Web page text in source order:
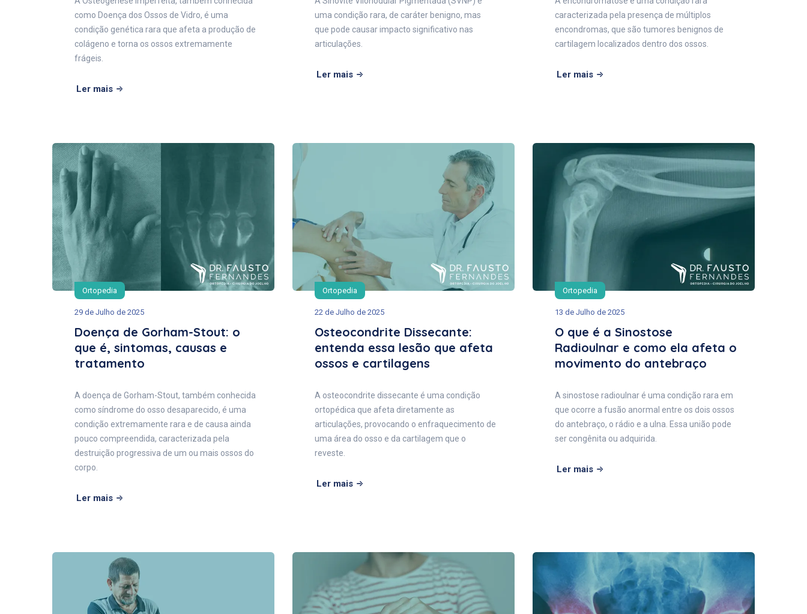
como Doença dos Ossos de Vidro, é uma
condição genética rara que afeta a produção de
colágeno e torna os ossos extremamente
frágeis.
Ler mais
uma condição rara, de caráter benigno, mas
que pode causar impacto significativo nas
articulações.
Ler mais
caracterizada pela presença de múltiplos
encondromas, que são tumores benignos de
cartilagem localizados dentro dos ossos.
Ler mais
Ortopedia
29 de Julho de 2025
Doença de Gorham-Stout: o
que é, sintomas, causas e
tratamento
A doença de Gorham-Stout, também conhecida
como síndrome do osso desaparecido, é uma
condição extremamente rara e de causa ainda
pouco compreendida, caracterizada pela
destruição progressiva de um ou mais ossos do
corpo.
Ler mais
Ortopedia
22 de Julho de 2025
Osteocondrite Dissecante:
entenda essa lesão que afeta
ossos e cartilagens
A osteocondrite dissecante é uma condição
ortopédica que afeta diretamente as
articulações, provocando o enfraquecimento de
uma área do osso e da cartilagem que o
reveste.
Ler mais
Ortopedia
13 de Julho de 2025
O que é a Sinostose
Radioulnar e como ela afeta o
movimento do antebraço
A sinostose radioulnar é uma condição rara em
que ocorre a fusão anormal entre os dois ossos
do antebraço, o rádio e a ulna. Essa união pode
ser congênita ou adquirida.
Ler mais